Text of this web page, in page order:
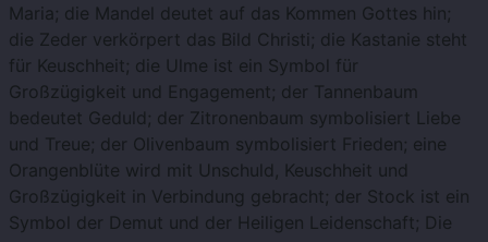
Maria; die Mandel deutet auf das Kommen Gottes hin;
die Zeder verkörpert das Bild Christi; die Kastanie steht
für Keuschheit; die Ulme ist ein Symbol für
Großzügigkeit und Engagement; der Tannenbaum
bedeutet Geduld; der Zitronenbaum symbolisiert Liebe
und Treue; der Olivenbaum symbolisiert Frieden; eine
Orangenblüte wird mit Unschuld, Keuschheit und
Großzügigkeit in Verbindung gebracht; der Stock ist ein
Symbol der Demut und der Heiligen Leidenschaft; Die